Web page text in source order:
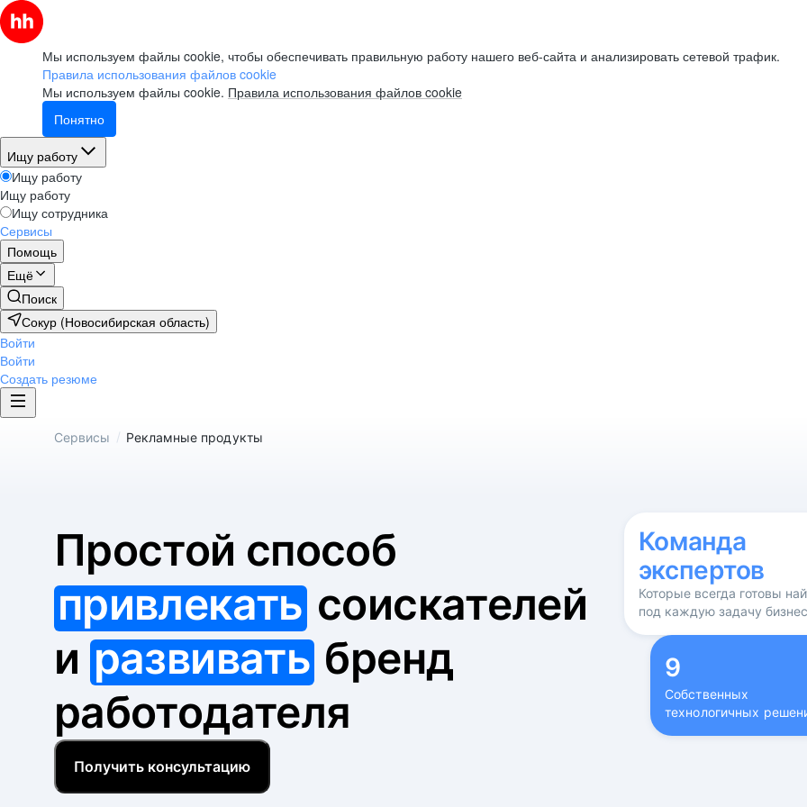
Мы используем файлы cookie, чтобы обеспечивать правильную работу нашего веб-сайта и анализировать сетевой трафик.
Правила использования файлов cookie
Мы используем файлы cookie. Правила использования файлов cookie
Понятно
Ищу работу
Ищу работу
Ищу работу
Ищу сотрудника
Сервисы
Помощь
Ещё
Поиск
Сокур (Новосибирская область)
Войти
Войти
Создать резюме
Сервисы / Рекламные продукты
Простой способ
привлекатьсоискателей
и развивать бренд
работодателя
Получить консультацию
Команда
экспертов
Которые всегда готовы
под каждую задачу
9
Собственных
технологичных